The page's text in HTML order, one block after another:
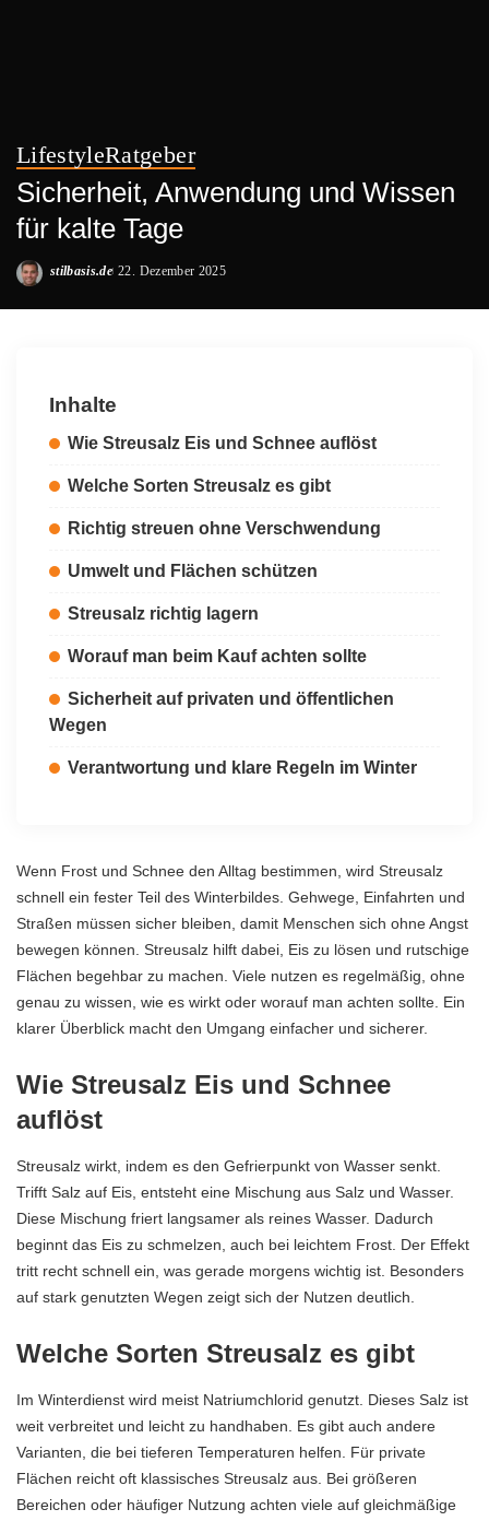
LifestyleRatgeber
Sicherheit, Anwendung und Wissen
für kalte Tage
Posted
stilbasis.de 22. Dezember 2025
Inhalte
Wie Streusalz Eis und Schnee auflöst
Welche Sorten Streusalz es gibt
Richtig streuen ohne Verschwendung
Umwelt und Flächen schützen
Streusalz richtig lagern
Worauf man beim Kauf achten sollte
Sicherheit auf privaten und öffentlichen
Wegen
Verantwortung und klare Regeln im Winter
Wenn Frost und Schnee den Alltag bestimmen, wird Streusalz
schnell ein fester Teil des Winterbildes. Gehwege, Einfahrten und
Straßen müssen sicher bleiben, damit Menschen sich ohne Angst
bewegen können. Streusalz hilft dabei, Eis zu lösen und rutschige
Flächen begehbar zu machen. Viele nutzen es regelmäßig, ohne
genau zu wissen, wie es wirkt oder worauf man achten sollte. Ein
klarer Überblick macht den Umgang einfacher und sicherer.
Wie Streusalz Eis und Schnee
auflöst
Streusalz wirkt, indem es den Gefrierpunkt von Wasser senkt.
Trifft Salz auf Eis, entsteht eine Mischung aus Salz und Wasser.
Diese Mischung friert langsamer als reines Wasser. Dadurch
beginnt das Eis zu schmelzen, auch bei leichtem Frost. Der Effekt
tritt recht schnell ein, was gerade morgens wichtig ist. Besonders
auf stark genutzten Wegen zeigt sich der Nutzen deutlich.
Welche Sorten Streusalz es gibt
Im Winterdienst wird meist Natriumchlorid genutzt. Dieses Salz ist
weit verbreitet und leicht zu handhaben. Es gibt auch andere
Varianten, die bei tieferen Temperaturen helfen. Für private
Flächen reicht oft klassisches Streusalz aus. Bei größeren
Bereichen oder häufiger Nutzung achten viele auf gleichmäßige